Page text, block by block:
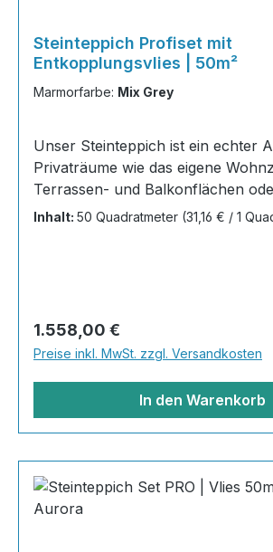
Steinteppich Profiset mit
Entkopplungsvlies | 50m²
Marmorfarbe: Mix Grey
Unser Steinteppich ist ein echter
Privaträume wie das eigene
Terrassen- und Balkonflächen
Gewerbeobjekte und
und einfach zu verlegen. Stöbern
Shop nach Ihrer Lieblingsfarbe
gleich los!Inhalt 20x25kg
Grundierung AT-EG30 40kg
Inhalt: 50 Quadratmeter (31,16 € / 1
Regulärer Preis:
1.558,00 €
Preise inkl. MwSt. zzgl. Versandkosten
In den Warenkorb